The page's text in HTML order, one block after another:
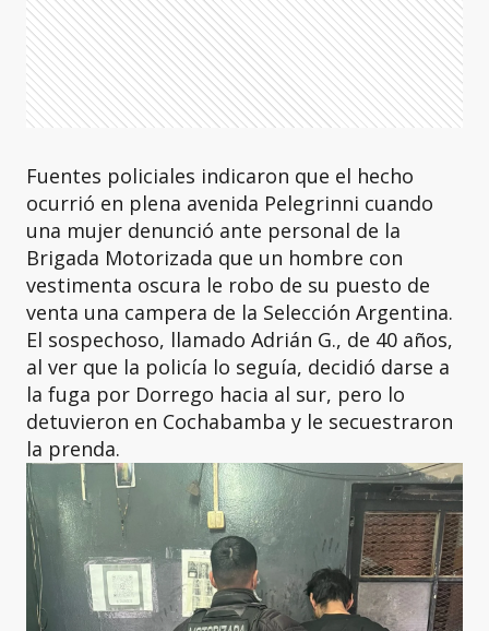
Fuentes policiales indicaron que el hecho
ocurrió en plena avenida Pelegrinni cuando
una mujer denunció ante personal de la
Brigada Motorizada que un hombre con
vestimenta oscura le robo de su puesto de
venta una campera de la Selección Argentina.
El sospechoso, llamado Adrián G., de 40 años,
al ver que la policía lo seguía, decidió darse a
la fuga por Dorrego hacia al sur, pero lo
detuvieron en Cochabamba y le secuestraron
la prenda.